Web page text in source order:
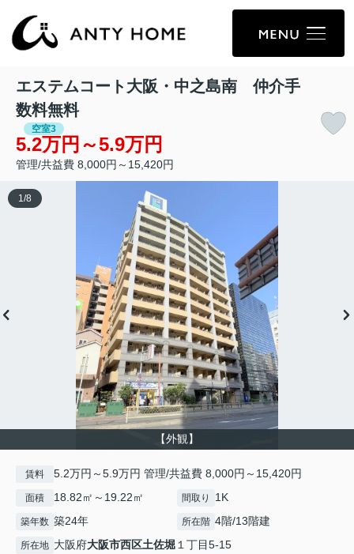
エステムコート大阪・中之島南 仲介手
数料無料
空室3
5.2万円～5.9万円
管理/共益費 8,000円～15,420円
【外観】
1 /8
賃料 5.2万円～5.9万円 管理/共益費 8,000円～15,420円
面積 18.82㎡～19.22㎡ 間取り 1K
築年数 築24年 所在階 4階/13階建
所在地 大阪府大阪市西区土佐堀 １丁目5-15